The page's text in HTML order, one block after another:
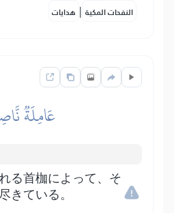
النفحات المكية | هدايات
عَامِلَةٞ
る首枷によって、そ
きている。